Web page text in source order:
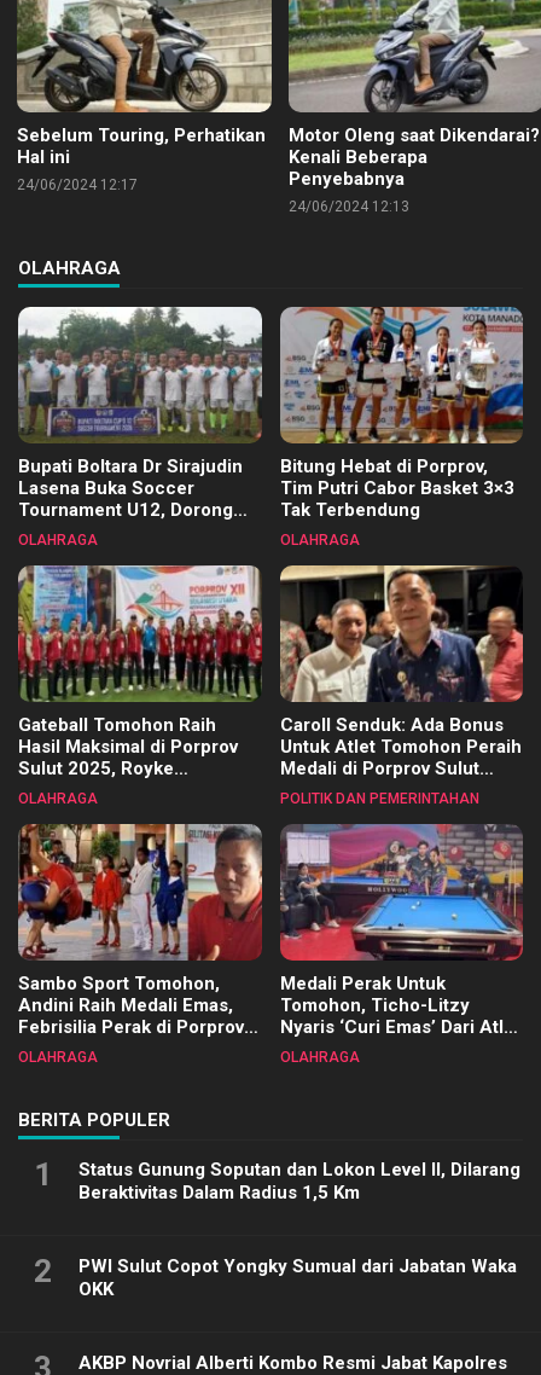
Sebelum Touring, Perhatikan
Hal ini
24/06/2024 12:17
Motor Oleng saat Dikendarai?
Kenali Beberapa
Penyebabnya
24/06/2024 12:13
OLAHRAGA
Bupati Boltara Dr Sirajudin
Lasena Buka Soccer
Tournament U12, Dorong
Pembinaan Merata di Setiap
OLAHRAGA
Bitung Hebat di Porprov,
Tim Putri Cabor Basket 3×3
Tak Terbendung
OLAHRAGA
Gateball Tomohon Raih
Hasil Maksimal di Porprov
Sulut 2025, Royke
Tangkawarouw Ucapkan
OLAHRAGA
Caroll Senduk: Ada Bonus
Untuk Atlet Tomohon Peraih
Medali di Porprov Sulut
2025
POLITIK DAN PEMERINTAHAN
Sambo Sport Tomohon,
Andini Raih Medali Emas,
Febrisilia Perak di Porprov
Sulut 2025
OLAHRAGA
Medali Perak Untuk
Tomohon, Ticho-Litzy
Nyaris ‘Curi Emas’ Dari Atlet
Biliar PON di Porprov Sulut
OLAHRAGA
BERITA POPULER
1
Status Gunung Soputan dan Lokon Level II, Dilarang
Beraktivitas Dalam Radius 1,5 Km
2
PWI Sulut Copot Yongky Sumual dari Jabatan Waka
OKK
3
AKBP Novrial Alberti Kombo Resmi Jabat Kapolres